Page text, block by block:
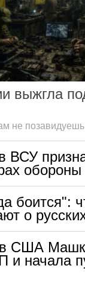
выжгла
не позавидуешь
ВСУ
обороны
боится":
о
США
и начала